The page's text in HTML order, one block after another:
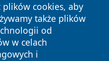
plików cookies, aby
także plików
od
w celach
i
Wszystkie prawa